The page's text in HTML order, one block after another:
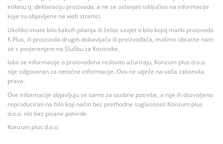
etiketu tj. deklaraciju proizvoda, a ne se oslanjati isključivo na informacije
koje su objavljene na web stranici.
Ukoliko imate bilo kakvih pitanja ili želite savjet o bilo kojoj marki proizvoda
K Plus, ili proizvoda drugih dobavljača ili proizvođača, molimo obratite nam
se s povjerenjem na Službu za Korisnike.
Iako se informacije o proizvodima redovito ažuriraju, Konzum plus d.o.o.
nije odgovoran za netočne informacije. Ovo ne utječe na vaša zakonska
prava.
Ove informacije objavljuju se samo za osobne potrebe, a nije ih dozvoljeno
reproducirati na bilo koji način bez prethodne suglasnosti Konzum plus
d.o.o. niti bez pisane potvrde.
Konzum plus d.o.o.